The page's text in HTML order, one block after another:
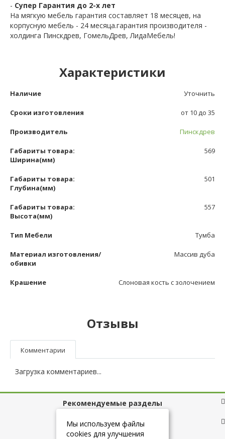
- Супер Гарантия до 2-х лет
На мягкую мебель гарантия составляет 18 месяцев, на
корпусную мебель - 24 месяца.гарантия производителя -
холдинга Пинскдрев, ГомельДрев, ЛидаМебель!
Характеристики
Наличие Уточнить
Сроки изготовления от 10 до 35
Производитель Пинскдрев
Габариты товара:
Ширина(мм)
569
Габариты товара:
Глубина(мм)
501
Габариты товара:
Высота(мм)
557
Тип Мебели Тумба
Материал изготовления/
обивки
Массив дуба
Крашение Слоновая кость с золочением
Отзывы
Комментарии
Загрузка комментариев...
Рекомендуемые разделы
Полезные ссылки
Мы используем файлы
cookies для улучшения